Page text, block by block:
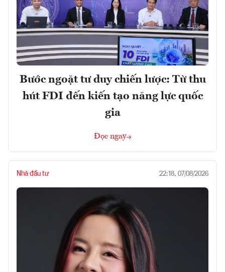
Bước ngoặt tư duy chiến lược: Từ thu
hút FDI đến kiến tạo năng lực quốc
gia
Đọc ngay
Nhà đầu tư 22:18, 07/08/2026